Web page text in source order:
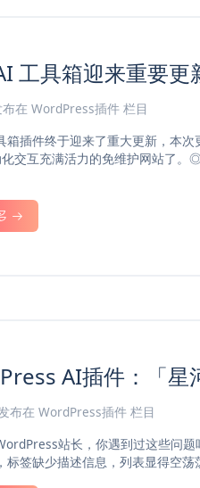
工具箱迎来重要
布在 WordPress插件 栏目
箱插件终于迎来了重大更新，本
交互充满活力的免维护网站了。
AI插件：「星
布在 WordPress插件 栏目
站长，你遇到过这些问
标签缺少描述信息，列表显得空